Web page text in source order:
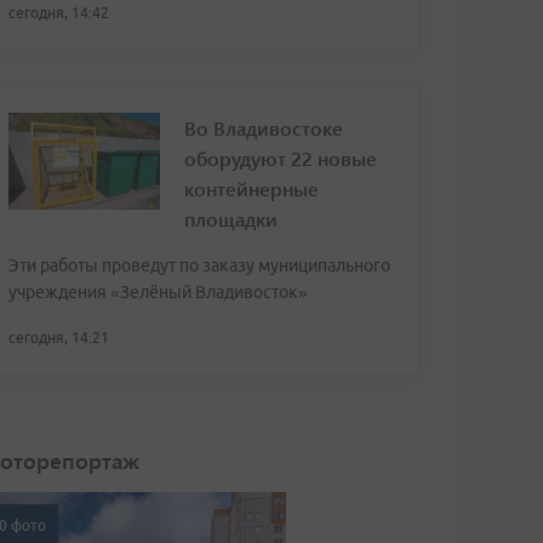
сегодня, 14:42
Во Владивостоке
оборудуют 22 новые
контейнерные
площадки
Эти работы проведут по заказу муниципального
учреждения «Зелёный Владивосток»
сегодня, 14:21
фото